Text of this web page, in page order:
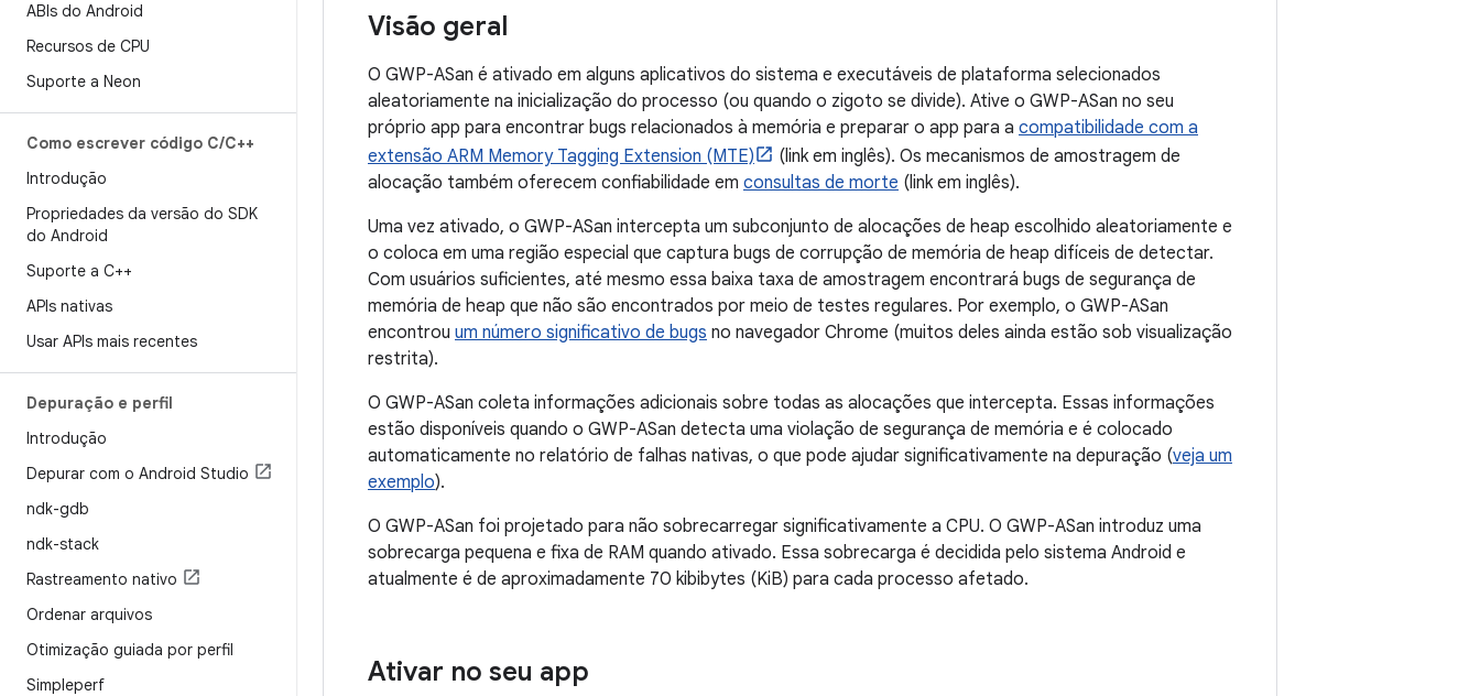
ABIs do Android
Recursos de CPU
Suporte a Neon
Como escrever código C/C++
Introdução
Propriedades da versão do SDK
do Android
Suporte a C++
APIs nativas
Usar APIs mais recentes
Depuração e perfil
Introdução
Depurar com o Android Studio
ndk-gdb
ndk-stack
Rastreamento nativo
Ordenar arquivos
Otimização guiada por perfil
Simpleperf
Visão geral
O GWP-ASan é ativado em alguns aplicativos do sistema e executáveis de plataforma selecionados
aleatoriamente na inicialização do processo (ou quando o zigoto se divide). Ative o GWP-ASan no seu
próprio app para encontrar bugs relacionados à memória e preparar o app para a compatibilidade com a
extensão ARM Memory Tagging Extension (MTE)
(link em inglês). Os mecanismos de amostragem de
alocação também oferecem confiabilidade em consultas de morte (link em inglês).
Uma vez ativado, o GWP-ASan intercepta um subconjunto de alocações de heap escolhido aleatoriamente e
o coloca em uma região especial que captura bugs de corrupção de memória de heap difíceis de detectar.
Com usuários suficientes, até mesmo essa baixa taxa de amostragem encontrará bugs de segurança de
memória de heap que não são encontrados por meio de testes regulares. Por exemplo, o GWP-ASan
encontrou um número significativo de bugs no navegador Chrome (muitos deles ainda estão sob visualização
restrita).
O GWP-ASan coleta informações adicionais sobre todas as alocações que intercepta. Essas informações
estão disponíveis quando o GWP-ASan detecta uma violação de segurança de memória e é colocado
automaticamente no relatório de falhas nativas, o que pode ajudar significativamente na depuração (veja um
exemplo).
O GWP-ASan foi projetado para não sobrecarregar significativamente a CPU. O GWP-ASan introduz uma
sobrecarga pequena e fixa de RAM quando ativado. Essa sobrecarga é decidida pelo sistema Android e
atualmente é de aproximadamente 70 kibibytes (KiB) para cada processo afetado.
Ativar no seu app